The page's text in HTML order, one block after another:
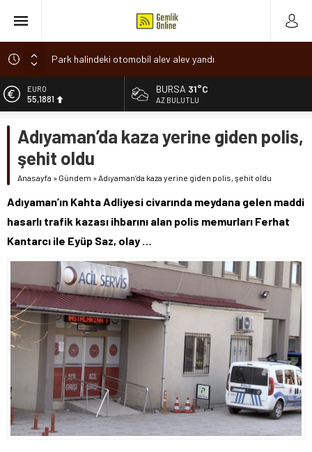
Park halindeki otomobil alev alev yandı
Osmangazi’de baharın müjdesi ‘Hıdırellez’ coşkuyla kutlandı
7 aylık hamileyken evden çıktı, sırra kadem bastı
Romanya’da Hıdırellez Coşkusu
ALTIN
6.660,55
13.779,39
DOLAR
47,7111
55,1881
BURSA 31°C
AZ BULUTLU
Adıyaman’da kaza yerine giden polis,
şehit oldu
Anasayfa » Gündem »Adıyaman’da kaza yerine giden polis, şehit oldu
Adıyaman’ın Kahta Adliyesi civarında meydana gelen maddi
hasarlı trafik kazası ihbarını alan polis memurları Ferhat
Kantarcı ile Eyüp Saz, olay …